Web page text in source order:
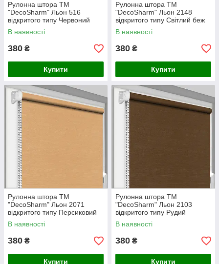
Рулонна штора ТМ
"DecoSharm" Льон 516
відкритого типу Червоний
В наявності
380 ₴
Купити
Рулонна штора ТМ
"DecoSharm" Льон 2148
відкритого типу Світлий беж
В наявності
380 ₴
Купити
Рулонна штора ТМ
"DecoSharm" Льон 2071
відкритого типу Персиковий
В наявності
380 ₴
Купити
Рулонна штора ТМ
"DecoSharm" Льон 2103
відкритого типу Рудий
В наявності
380 ₴
Купити